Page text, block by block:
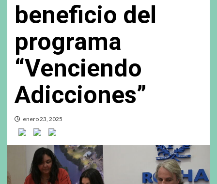
beneficio del
programa
“Venciendo
Adicciones”
enero 23, 2025